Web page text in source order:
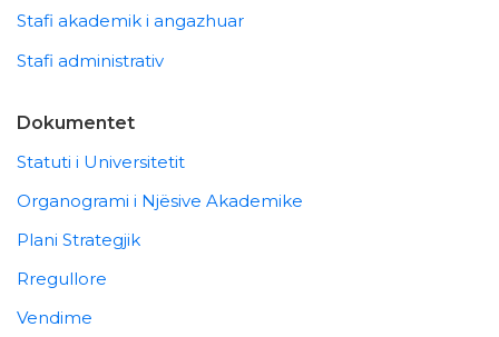
Stafi akademik i angazhuar
Stafi administrativ
Dokumentet
Statuti i Universitetit
Organogrami i Njësive Akademike
Plani Strategjik
Rregullore
Vendime